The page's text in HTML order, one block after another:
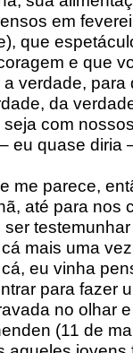
em
que
e que
a verdade, para
da
seja com
eu quase diria
me parece,
até para nos
ser
mais uma
eu vinha
para fazer
no olhar
(11 de